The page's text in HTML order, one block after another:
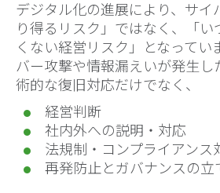
デジタル化の進展により、サイ
り得るリスク」ではなく、「い
くない経営リスク」となってい
バー攻撃や情報漏えいが発生し
術的な復旧対応だけでなく、
経営判断
社内外への説明・対応
法規制・コンプライアンス
再発防止とガバナンスの立